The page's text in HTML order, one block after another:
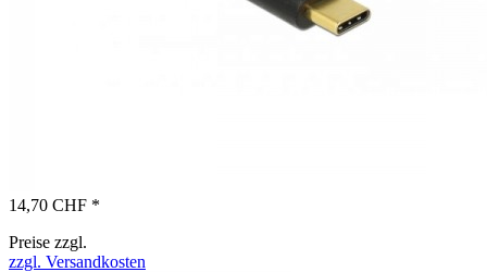
14,70 CHF *
Preise zzgl.
zzgl. Versandkosten